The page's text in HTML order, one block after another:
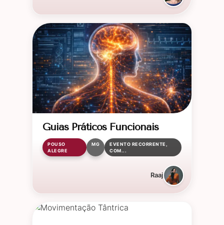
Guias Práticos Funcionais
POUSO
ALEGRE
MG
EVENTO RECORRENTE,
COM...
Raaj